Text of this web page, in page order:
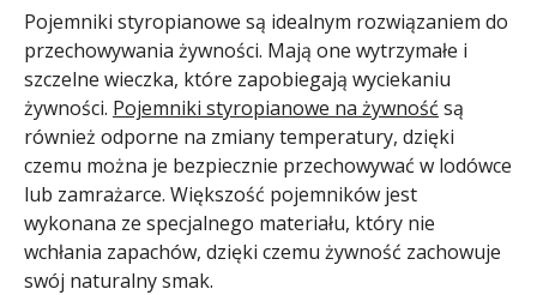
Pojemniki styropianowe są idealnym rozwiązaniem do
przechowywania żywności. Mają one wytrzymałe i
szczelne wieczka, które zapobiegają wyciekaniu
żywności. Pojemniki styropianowe na żywność są
również odporne na zmiany temperatury, dzięki
czemu można je bezpiecznie przechowywać w lodówce
lub zamrażarce. Większość pojemników jest
wykonana ze specjalnego materiału, który nie
wchłania zapachów, dzięki czemu żywność zachowuje
swój naturalny smak.